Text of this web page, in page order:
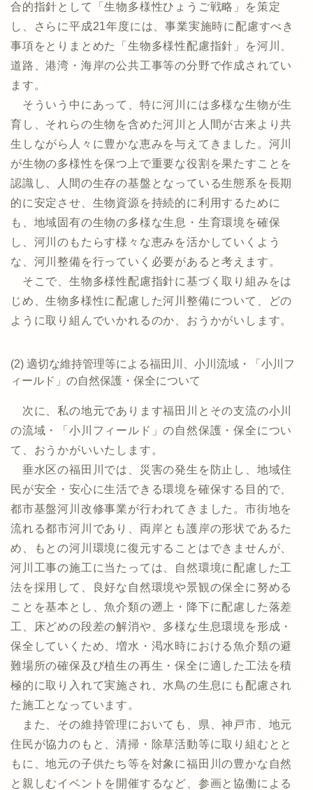
合的指針として「生物多様性ひょうご戦略」を策定
し、さらに平成21年度には、事業実施時に配慮すべき
事項をとりまとめた「生物多様性配慮指針」を河川、
道路、港湾・海岸の公共工事等の分野で作成されてい
ます。
そういう中にあって、特に河川には多様な生物が生
育し、それらの生物を含めた河川と人間が古来より共
生しながら人々に豊かな恵みを与えてきました。河川
が生物の多様性を保つ上で重要な役割を果たすことを
認識し、人間の生存の基盤となっている生態系を長期
的に安定させ、生物資源を持続的に利用するために
も、地域固有の生物の多様な生息・生育環境を確保
し、河川のもたらす様々な恵みを活かしていくよう
な、河川整備を行っていく必要があると考えます。
そこで、生物多様性配慮指針に基づく取り組みをは
じめ、生物多様性に配慮した河川整備について、どの
ように取り組んでいかれるのか、おうかがいします。
(2) 適切な維持管理等による福田川、小川流域・「小川フ
ィールド」の自然保護・保全について
次に、私の地元であります福田川とその支流の小川
の流域・「小川フィールド」の自然保護・保全につい
て、おうかがいいたします。
垂水区の福田川では、災害の発生を防止し、地域住
民が安全・安心に生活できる環境を確保する目的で、
都市基盤河川改修事業が行われてきました。市街地を
流れる都市河川であり、両岸とも護岸の形状であるた
め、もとの河川環境に復元することはできませんが、
河川工事の施工に当たっては、自然環境に配慮した工
法を採用して、良好な自然環境や景観の保全に努める
ことを基本とし、魚介類の遡上・降下に配慮した落差
工、床どめの段差の解消や、多様な生息環境を形成・
保全していくため、増水・渇水時における魚介類の避
難場所の確保及び植生の再生・保全に適した工法を積
極的に取り入れて実施され、水鳥の生息にも配慮され
た施工となっています。
また、その維持管理においても、県、神戸市、地元
住民が協力のもと、清掃・除草活動等に取り組むとと
もに、地元の子供たち等を対象に福田川の豊かな自然
と親しむイベントを開催するなど、参画と協働による